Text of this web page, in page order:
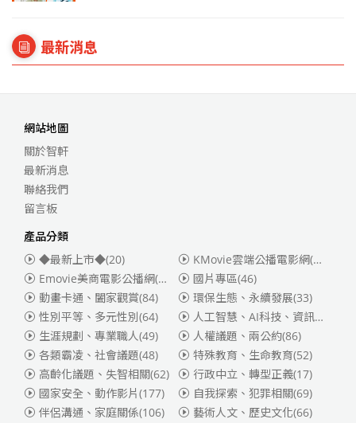
最新消息
網站地圖
關於智軒
最新消息
聯絡我們
留言板
產品分類
◆最新上市◆(20)
KMovie雲端公播電影網(迪士尼、福斯、索尼)
Emovie美商電影公播網(華納)
(186)
國片專區(46)
動畫卡通、闔家觀賞(84) 環保生態、永續發展(33)
性別平等、多元性別(64) 人工智慧、AI科技、資訊安全
生涯規劃、專業職人(49) 人權議題、兩公約(86)
各類霸凌、社會議題(48) 特殊教育、生命教育(52)
高齡化議題、失智相關(62) 行政中立、轉型正義(17)
國家安全、動作影片(177) 自我探索、犯罪相關(69)
伴侶溝通、家庭關係(106) 藝術人文、歷史文化(66)